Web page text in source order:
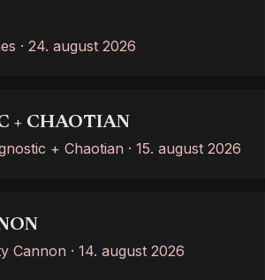
· 24. august 2026
+ CHAOTIAN
+ Chaotian · 15. august 2026
Cannon · 14. august 2026